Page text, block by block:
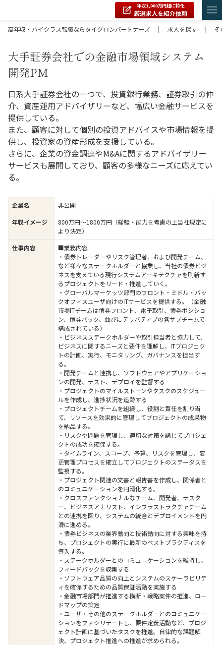
年収1,000万円超に特化
厳選求人を紹介依頼
高年収・ハイクラス転職ならタイグロンパートナーズ
| 求人を探す |
大手証券会社での金融市場領域システム
開発PM
日系大手証券会社の一つで、投資銀行業務、証券取引の仲
介、資産運用アドバイザリーなど、幅広い金融サービスを
提供している。
また、顧客に対して個別の投資アドバイスや市場情報を提
供し、投資家の資産形成を支援している。
さらに、企業の資金調達やM&Aに関するアドバイザリー
サービスも展開しており、顧客の多様なニーズに応えてい
る。
企業名
非公開
年収イメージ
800万円〜1800万円（経験・能力を考慮の上当社規定に
より決定）
仕事内容
■業務内容
・債券トレーダーやリスク管理者、および開発チーム、
など様々なステークホルダーと協業し、当社の債券ビジ
ネスを支えている現行システムアーキテクチャを刷新す
るプロジェクトをリード・推進していく。
・グローバルマーケッツ部門のフロント・ミドル・バッ
クオフィスユーザ向けのITサービスを提供する。（金融
市場ITチームは債券フロント、電子取引、債券ポジショ
ン、債券バック、並びにデリバティブの各サブチームで
構成されている）
・ビジネスステークホルダーや取引担当者と協力して、
ビジネスに関するニーズと要件を理解し、ITプロジェク
トの計画、実行、モニタリング、ガバナンスを担当す
る。
・開発チームと連携し、ソフトウェアやアプリケーショ
ンの開発、テスト、デプロイを監督する
・プロジェクトのマイルストーンやタスクのスケジュー
ルを作成し、進捗状況を追跡する
・プロジェクトチームを組織し、役割と責任を割り当
て、リソースを効果的に管理してプロジェクトの成果物
を納品する。
・リスクや問題を管理し、適切な対策を講じてプロジェ
クトの成功を確保する。
・タイムライン、スコープ、予算、リスクを管理し、変
更管理プロセスを確立してプロジェクトのステータスを
監視する。
・プロジェクト関連の文書と報告書を作成し、関係者と
のコミュニケーションを円滑化する。
・クロスファンクショナルなチーム、開発者、テスタ
ー、ビジネスアナリスト、インフラストラクチャチーム
との連携を図り、システムの統合とデプロイメントを円
滑に進める。
・債券ビジネスの業界動向と技術動向に対する興味を持
ち、プロジェクトの実行に最新のベストプラクティスを
導入する。
・ステークホルダーとのコミュニケーションを維持し、
フィードバックを収集する
・ソフトウェア品質の向上とシステムのスケーラビリテ
ィを確保するための品質保証活動を実施する
・金融市場部門が推進する横断・戦略案件の推進、ロー
ドマップの策定
・ユーザ・その他のステークホルダーとのコミュニケー
ションをファシリテートし、要件定義活動など、プロジ
ェクト計画に基づいたタスクを推進。自律的な課題解
決、プロジェクト推進への推進が求められる。